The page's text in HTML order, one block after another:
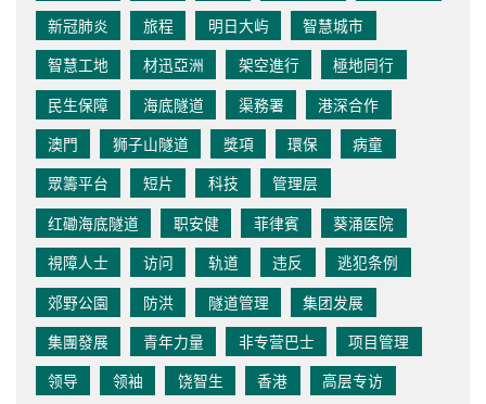
新冠肺炎
旅程 明日大屿
智慧城市
智慧工地
材迅亞洲 架空進行
極地同行
民生保障
海底隧道 渠務署
港深合作
澳門
狮子山隧道 獎項 環保
病童
眾籌平台
短片 科技
管理层
红磡海底隧道
职安健 菲律賓
葵涌医院
視障人士
访问 轨道 违反
逃犯条例
郊野公園
防洪 隧道管理
集团发展
集團發展
青年力量 非专营巴士
项目管理
领导
领袖 饶智生 香港
高层专访